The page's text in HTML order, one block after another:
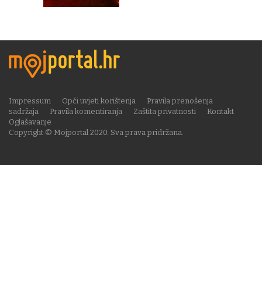
Copyright © Mojportal 2020. Sva prava pridržana.
Impressum Opći uvjeti korištenja
Pravila prenošenja
sadržaja
Pravila komentiranja Zaštita privatnosti
Kontakt
Oglašavanje